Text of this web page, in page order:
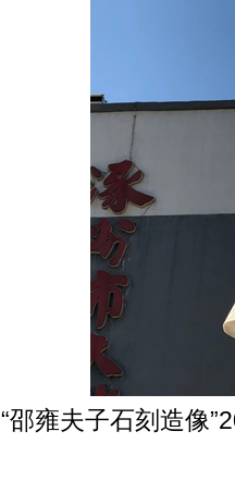
“邵雍夫子石刻造像